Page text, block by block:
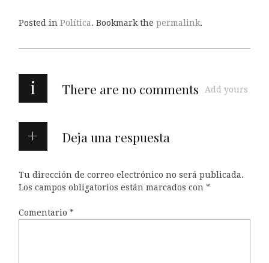
Posted in Política. Bookmark the permalink.
i There are no comments Add yours
Deja una respuesta
Tu dirección de correo electrónico no será publicada.
Los campos obligatorios están marcados con *
Comentario *